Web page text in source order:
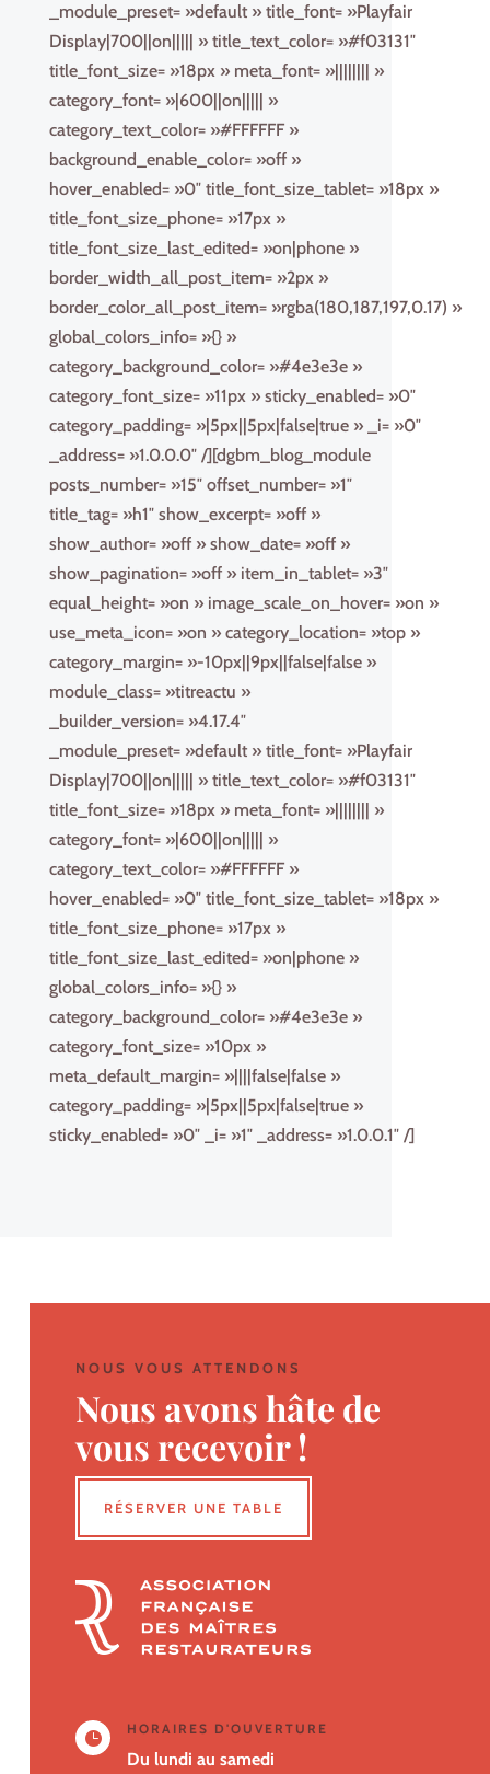
_module_preset= »default » title_font= »Playfair
Display|700||on||||| » title_text_color= »#f03131″
title_font_size= »18px » meta_font= »|||||||| »
category_font= »|600||on||||| »
category_text_color= »#FFFFFF »
background_enable_color= »off »
hover_enabled= »0″ title_font_size_tablet= »18px »
title_font_size_phone= »17px »
title_font_size_last_edited= »on|phone »
border_width_all_post_item= »2px »
border_color_all_post_item= »rgba(180,187,197,0.17) »
global_colors_info= »{} »
category_background_color= »#4e3e3e »
category_font_size= »11px » sticky_enabled= »0″
category_padding= »|5px||5px|false|true » _i= »0″
_address= »1.0.0.0″ /][dgbm_blog_module
posts_number= »15″ offset_number= »1″
title_tag= »h1″ show_excerpt= »off »
show_author= »off » show_date= »off »
show_pagination= »off » item_in_tablet= »3″
equal_height= »on » image_scale_on_hover= »on »
use_meta_icon= »on » category_location= »top »
category_margin= »-10px||9px||false|false »
module_class= »titreactu »
_builder_version= »4.17.4″
_module_preset= »default » title_font= »Playfair
Display|700||on||||| » title_text_color= »#f03131″
title_font_size= »18px » meta_font= »|||||||| »
category_font= »|600||on||||| »
category_text_color= »#FFFFFF »
hover_enabled= »0″ title_font_size_tablet= »18px »
title_font_size_phone= »17px »
title_font_size_last_edited= »on|phone »
global_colors_info= »{} »
category_background_color= »#4e3e3e »
category_font_size= »10px »
meta_default_margin= »||||false|false »
category_padding= »|5px||5px|false|true »
sticky_enabled= »0″ _i= »1″ _address= »1.0.0.1″ /]
NOUS VOUS ATTENDONS
Nous avons hâte de
vous recevoir !
RÉSERVER UNE TABLE

HORAIRES D'OUVERTURE
Du lundi au samedi